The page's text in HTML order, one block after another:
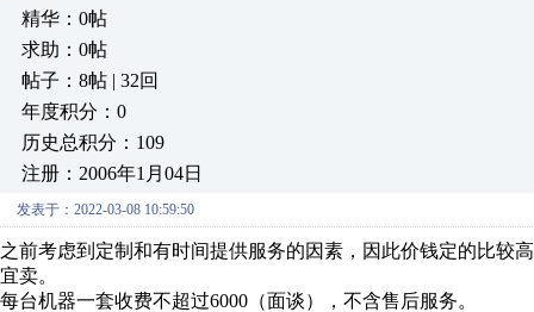
精华：0帖
求助：0帖
帖子：8帖 | 32回
年度积分：0
历史总积分：109
注册：2006年1月04日
发表于：2022-03-08 10:59:50
之前考虑到定制和有时间提供服务的因素，因此价钱定的比较
宜卖。
每台机器一套收费不超过6000（面谈），不含售后服务。